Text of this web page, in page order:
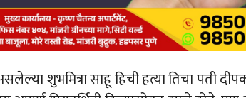
शुभमित्रा साहू हिची हत्या तिचा पती